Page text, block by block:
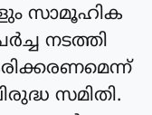
സാമൂഹിക
നടത്തി
സമിതി.